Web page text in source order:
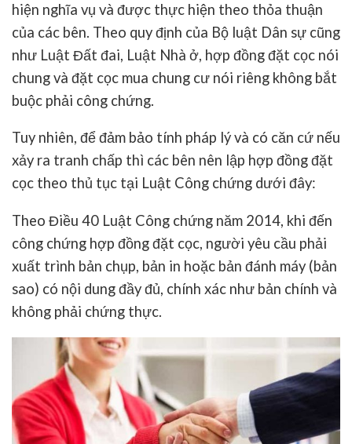
hiện nghĩa vụ và được thực hiện theo thỏa thuận
của các bên. Theo quy định của Bộ luật Dân sự cũng
như Luật Đất đai, Luật Nhà ở, hợp đồng đặt cọc nói
chung và đặt cọc mua chung cư nói riêng không bắt
buộc phải công chứng.
Tuy nhiên, để đảm bảo tính pháp lý và có căn cứ nếu
xảy ra tranh chấp thì các bên nên lập hợp đồng đặt
cọc theo thủ tục tại Luật Công chứng dưới đây:
Theo Điều 40 Luật Công chứng năm 2014, khi đến
công chứng hợp đồng đặt cọc, người yêu cầu phải
xuất trình bản chụp, bản in hoặc bản đánh máy (bản
sao) có nội dung đầy đủ, chính xác như bản chính và
không phải chứng thực.